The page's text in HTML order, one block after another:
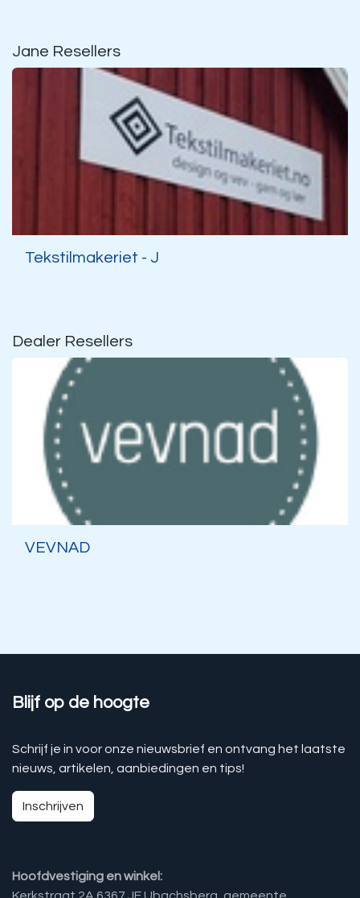
Jane Resellers
Tekstilmakeriet - J
Dealer Resellers
VEVNAD
Blijf op de hoogte
Schrijf je in voor onze nieuwsbrief en ontvang het laatste
nieuws, artikelen, aanbiedingen en tips!
Inschrijven
Hoofdvestiging en winkel: